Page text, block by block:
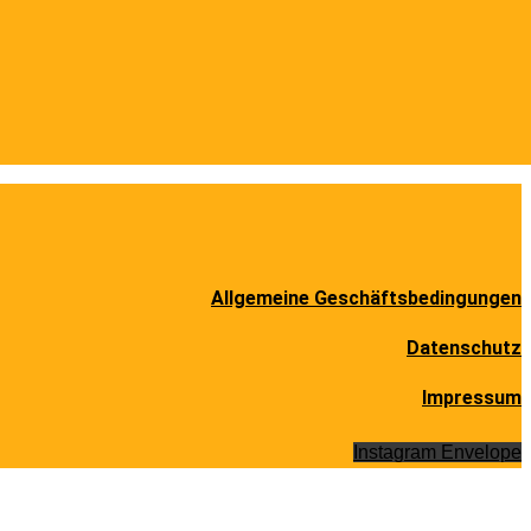
Allgemeine Geschäftsbedingungen
Datenschutz
Impressum
Instagram Envelope